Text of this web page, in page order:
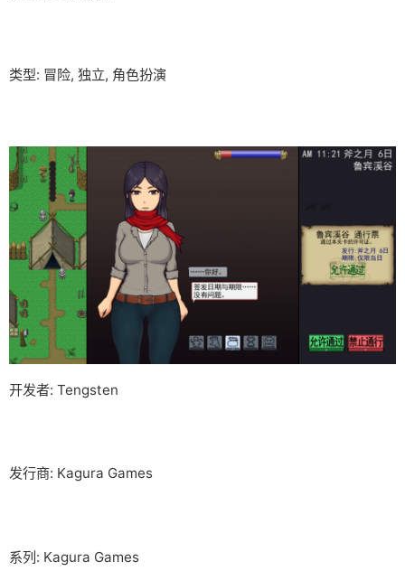
类型: 冒险, 独立, 角色扮演
开发者: Tengsten
发行商: Kagura Games
系列: Kagura Games